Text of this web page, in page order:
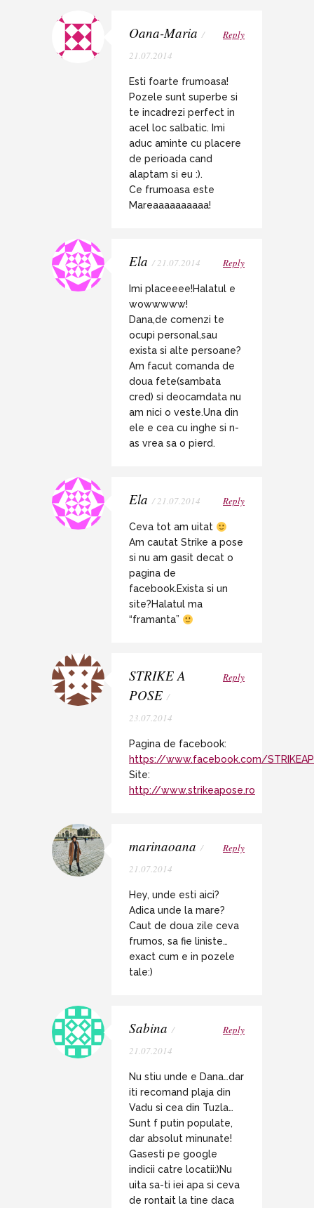
Oana-Maria /
21.07.2014
Reply
Esti foarte frumoasa!
Pozele sunt superbe si
te incadrezi perfect in
acel loc salbatic. Imi
aduc aminte cu placere
de perioada cand
alaptam si eu :).
Ce frumoasa este
Mareaaaaaaaaaa!
Ela / 21.07.2014 Reply
Imi placeeee!Halatul e
wowwwww!
Dana,de comenzi te
ocupi personal,sau
exista si alte persoane?
Am facut comanda de
doua fete(sambata
cred) si deocamdata nu
am nici o veste.Una din
ele e cea cu inghe si n-
as vrea sa o pierd.
Ela / 21.07.2014 Reply
Ceva tot am uitat
Am cautat Strike a pose
si nu am gasit decat o
pagina de
facebook.Exista si un
site?Halatul ma
“framanta”
STRIKE A
POSE /
23.07.2014
Reply
Pagina de facebook:
https://www.facebook.com/
Site:
http://www.strikeapose.ro
marinaoana /
21.07.2014
Reply
Hey, unde esti aici?
Adica unde la mare?
Caut de doua zile ceva
frumos, sa fie liniste…
exact cum e in pozele
tale:)
Sabina /
21.07.2014
Reply
Nu stiu unde e Dana…dar
iti recomand plaja din
Vadu si cea din Tuzla…
Sunt f putin populate,
dar absolut minunate!
Gasesti pe google
indicii catre locatii:)Nu
uita sa-ti iei apa si ceva
de rontait la tine daca